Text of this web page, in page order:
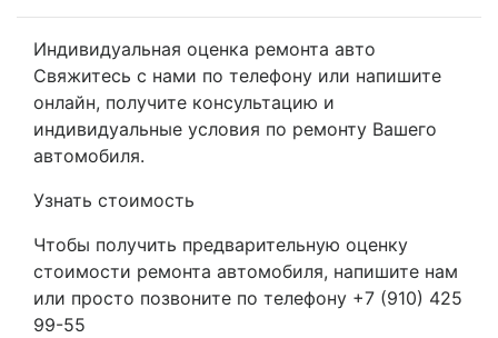
Индивидуальная оценка ремонта авто
Свяжитесь с нами по телефону или напишите
онлайн, получите консультацию и
индивидуальные условия по ремонту Вашего
автомобиля.
Узнать стоимость
Чтобы получить предварительную оценку
стоимости ремонта автомобиля, напишите нам
или просто позвоните по телефону +7 (910) 425
99-55